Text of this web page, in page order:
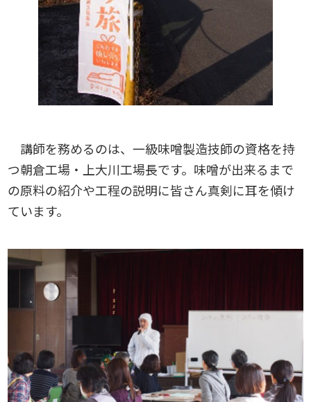
講師を務めるのは、一級味噌製造技師の資格を持
つ朝倉工場・上大川工場長です。味噌が出来るまで
の原料の紹介や工程の説明に皆さん真剣に耳を傾け
ています。